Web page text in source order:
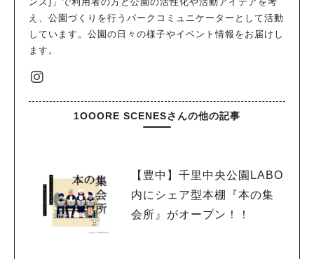
え、公園づくりを行うパークコミュニケーターとして活動
しています。公園の日々の様子やイベント情報をお届けし
ます。
1OOORE SCENESさんの他の記事
【豊中】千里中央公園LABO
内にシェア型本棚『本の集
会所』がオープン！！